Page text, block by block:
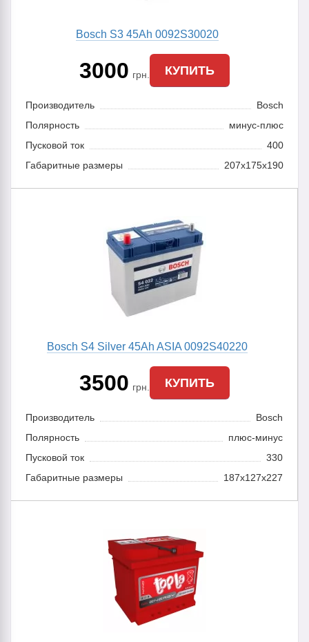
Bosch S3 45Ah 0092S30020
3000 грн. КУПИТЬ
Производитель
Bosch
Полярность
минус-плюс
Пусковой ток
400
Габаритные размеры
207x175x190
Bosch S4 Silver 45Ah ASIA 0092S40220
3500 грн. КУПИТЬ
Производитель
Bosch
Полярность
плюс-минус
Пусковой ток
330
Габаритные размеры
187x127x227